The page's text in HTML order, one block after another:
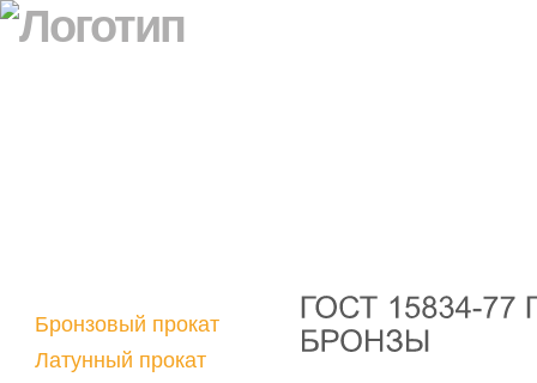
Бронзовый прокат
Латунный прокат